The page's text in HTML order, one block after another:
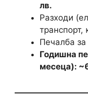
лв.
Разходи
транспорт,
Печалба
Годишна
месеца):